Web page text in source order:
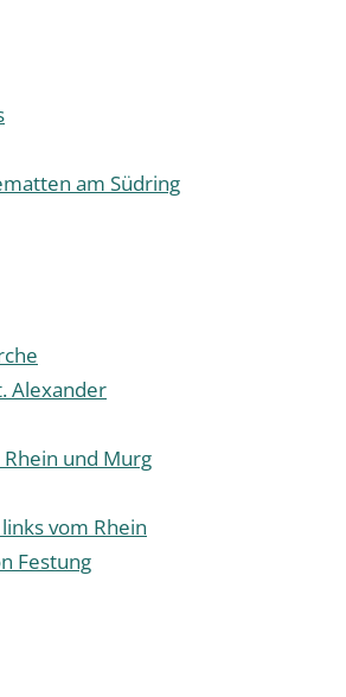
am Südring
Alexander
und Murg
vom Rhein
Festung